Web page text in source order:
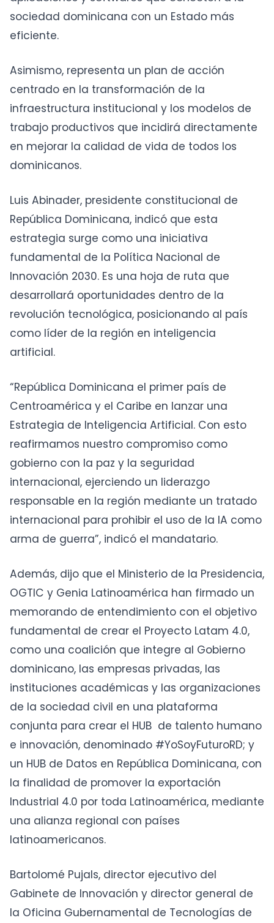
sociedad dominicana con un Estado más
eficiente.
Asimismo, representa un plan de acción
centrado en la transformación de la
infraestructura institucional y los modelos de
trabajo productivos que incidirá directamente
en mejorar la calidad de vida de todos los
dominicanos.
Luis Abinader, presidente constitucional de
República Dominicana, indicó que esta
estrategia surge como una iniciativa
fundamental de la Política Nacional de
Innovación 2030. Es una hoja de ruta que
desarrollará oportunidades dentro de la
revolución tecnológica, posicionando al país
como líder de la región en inteligencia
artificial.
“República Dominicana el primer país de
Centroamérica y el Caribe en lanzar una
Estrategia de Inteligencia Artificial. Con esto
reafirmamos nuestro compromiso como
gobierno con la paz y la seguridad
internacional, ejerciendo un liderazgo
responsable en la región mediante un tratado
internacional para prohibir el uso de la IA como
arma de guerra”, indicó el mandatario.
Además, dijo que el Ministerio de la Presidencia,
OGTIC y Genia Latinoamérica han firmado un
memorando de entendimiento con el objetivo
fundamental de crear el Proyecto Latam 4.0,
como una coalición que integre al Gobierno
dominicano, las empresas privadas, las
instituciones académicas y las organizaciones
de la sociedad civil en una plataforma
conjunta para crear el HUB de talento humano
e innovación, denominado #YoSoyFuturoRD; y
un HUB de Datos en República Dominicana, con
la finalidad de promover la exportación
Industrial 4.0 por toda Latinoamérica, mediante
una alianza regional con países
latinoamericanos.
Bartolomé Pujals, director ejecutivo del
Gabinete de Innovación y director general de
la Oficina Gubernamental de Tecnologías de